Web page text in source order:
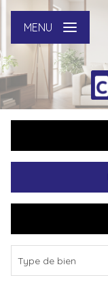
MENU
Type de bien